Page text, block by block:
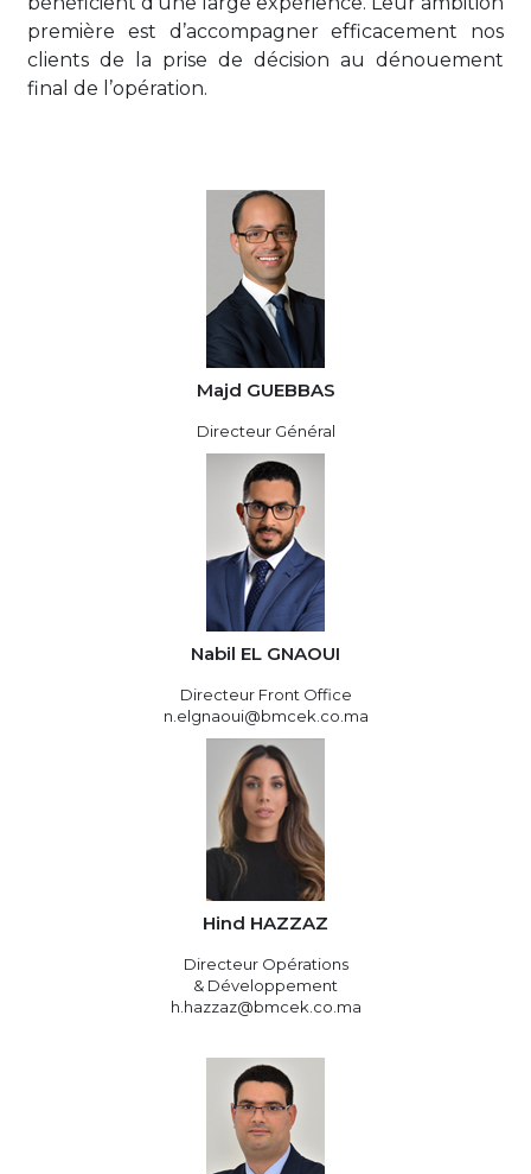
première est d’accompagner efficacement nos
clients de la prise de décision au dénouement
final de l’opération.
Majd GUEBBAS
Directeur Général
Nabil EL GNAOUI
Directeur Front Office
n.elgnaoui@bmcek.co.ma
Hind HAZZAZ
Directeur Opérations
& Développement
h.hazzaz@bmcek.co.ma